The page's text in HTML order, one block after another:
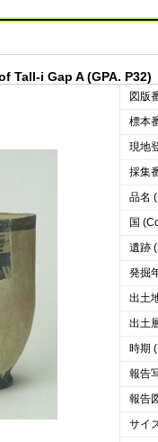
Tall-i Gap A (GPA. P32)
図版
標本
現地
採集
品名
国
遺跡
発掘
出土
出土
時期
報告
報告
サイ